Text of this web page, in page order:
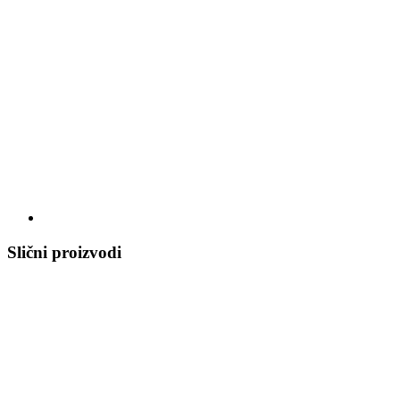
Slični proizvodi